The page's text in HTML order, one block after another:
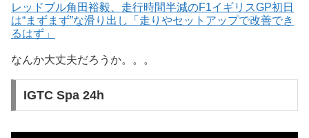
レッドブル角田裕毅、走行時間半減のF1イギリスGP初日
は“まずまず”な滑り出し「走りやセットアップで改善でき
るはず」
なんか大丈夫だろうか。。。
IGTC Spa 24h